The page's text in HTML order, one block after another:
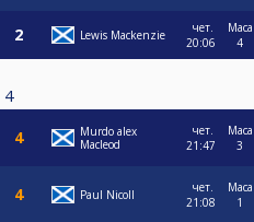
Lewis Mackenzie
чет.
20:06
Маса
4
4
Murdo alex
Macleod
чет.
21:47
Маса
3
Paul Nicoll
чет.
21:08
Маса
1